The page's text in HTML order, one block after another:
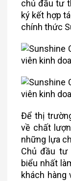
chủ đầu tư
ký kết hợp
chính thức
Để thị
về chất
những lựa
Chủ đầu tư
biểu nhất
khách hàng